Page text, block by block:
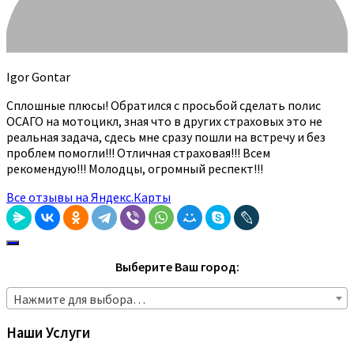
Igor Gontar
Сплошные плюсы! Обратился с просьбой сделать полис
ОСАГО на мотоцикл, зная что в других страховых это не
реальная задача, сдесь мне сразу пошли на встречу и без
проблем помогли!!! Отличная страховая!!! Всем
рекомендую!!! Молодцы, огромный респект!!!
Все отзывы на Яндекс.Карты
Выберите Ваш город:
Нажмите для выбора…
Наши Услуги